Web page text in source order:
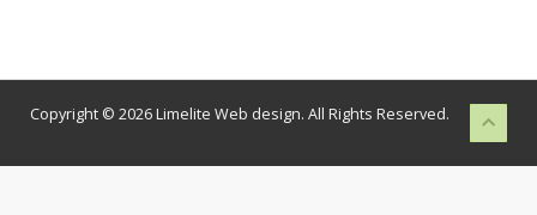
Copyright © 2026 Limelite Web design. All Rights Reserved.